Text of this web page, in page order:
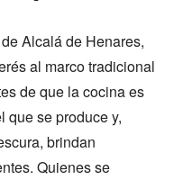
Alcalá de Henares,
al marco tradicional
de que la cocina es
que se produce y,
brindan
Quienes se